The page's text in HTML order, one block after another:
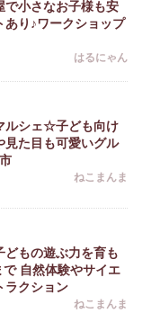
で小さなお子様も安
り♪ワークショップ
はるにゃん
ルシェ☆子ども向け
見た目も可愛いグル
ねこまんま
どもの遊ぶ力を育も
自然体験やサイエ
クション
ねこまんま